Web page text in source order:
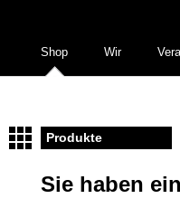
Shop Wir
Produkte
Sie haben